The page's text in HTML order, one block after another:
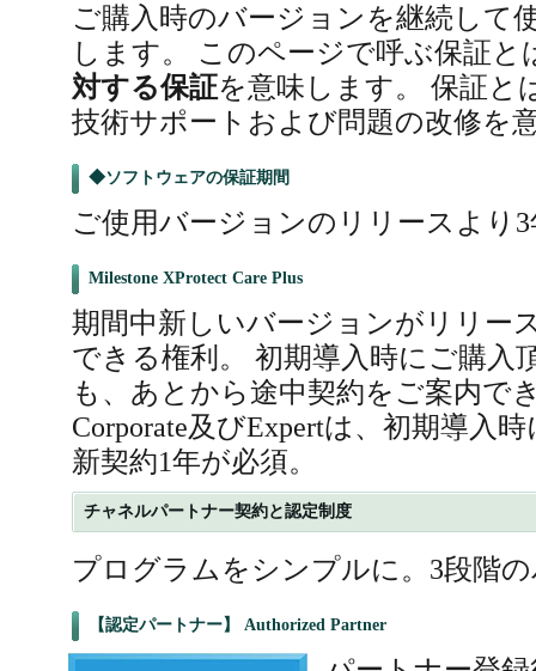
ご購入時のバージョンを継続して
します。 このページで呼ぶ保証と
対する保証を意味します。 保証と
技術サポートおよび問題の改修を
◆ソフトウェアの保証期間
ご使用バージョンのリリースより3
Milestone XProtect Care Plus
期間中新しいバージョンがリリー
できる権利。 初期導入時にご購入
も、あとから途中契約をご案内で
Corporate及びExpertは、初期導入
新契約1年が必須。
チャネルパートナー契約と認定制度
プログラムをシンプルに。3段階
【認定パートナー】 Authorized Partner